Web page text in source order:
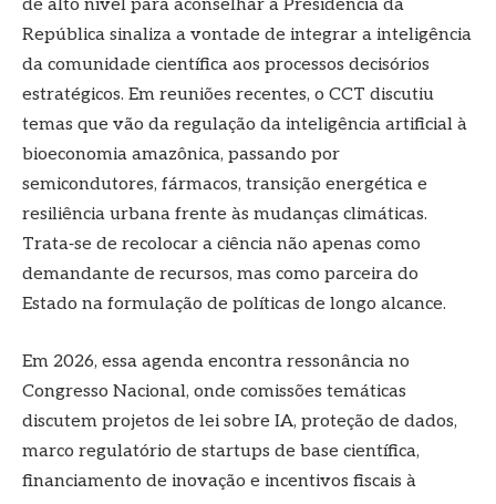
de alto nível para aconselhar a Presidência da
República sinaliza a vontade de integrar a inteligência
da comunidade científica aos processos decisórios
estratégicos. Em reuniões recentes, o CCT discutiu
temas que vão da regulação da inteligência artificial à
bioeconomia amazônica, passando por
semicondutores, fármacos, transição energética e
resiliência urbana frente às mudanças climáticas.
Trata‑se de recolocar a ciência não apenas como
demandante de recursos, mas como parceira do
Estado na formulação de políticas de longo alcance.
Em 2026, essa agenda encontra ressonância no
Congresso Nacional, onde comissões temáticas
discutem projetos de lei sobre IA, proteção de dados,
marco regulatório de startups de base científica,
financiamento de inovação e incentivos fiscais à